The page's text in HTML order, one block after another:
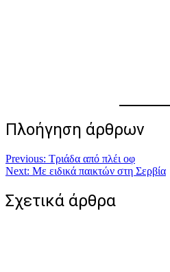
Πλοήγηση άρθρων
Previous: Τριάδα από πλέι οφ
Next: Με ειδικά παικτών στη Σερβία
Σχετικά άρθρα